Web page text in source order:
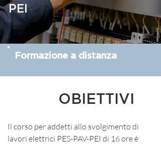
PEI
Formazione a distanza
OBIETTIVI
Il corso per addetti allo svolgimento di
lavori elettrici PES-PAV-PEI di 16 ore è